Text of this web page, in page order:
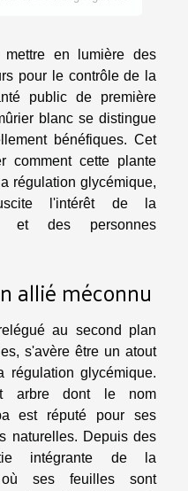
mettre en lumière des
pour le contrôle de la
public de première
blanc se distingue
bénéfiques. Cet
comment cette plante
régulation glycémique,
l'intérêt de la
et des personnes
allié méconnu
au second plan
s'avère être un atout
glycémique.
arbre dont le nom
est réputé pour ses
naturelles. Depuis des
intégrante de la
où ses feuilles sont